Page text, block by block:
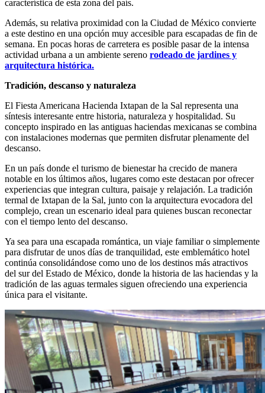
característica de esta zona del país.
Además, su relativa proximidad con la Ciudad de México convierte
a este destino en una opción muy accesible para escapadas de fin de
semana. En pocas horas de carretera es posible pasar de la intensa
actividad urbana a un ambiente sereno rodeado de jardines y
arquitectura histórica.
Tradición, descanso y naturaleza
El Fiesta Americana Hacienda Ixtapan de la Sal representa una
síntesis interesante entre historia, naturaleza y hospitalidad. Su
concepto inspirado en las antiguas haciendas mexicanas se combina
con instalaciones modernas que permiten disfrutar plenamente del
descanso.
En un país donde el turismo de bienestar ha crecido de manera
notable en los últimos años, lugares como este destacan por ofrecer
experiencias que integran cultura, paisaje y relajación. La tradición
termal de Ixtapan de la Sal, junto con la arquitectura evocadora del
complejo, crean un escenario ideal para quienes buscan reconectar
con el tiempo lento del descanso.
Ya sea para una escapada romántica, un viaje familiar o simplemente
para disfrutar de unos días de tranquilidad, este emblemático hotel
continúa consolidándose como uno de los destinos más atractivos
del sur del Estado de México, donde la historia de las haciendas y la
tradición de las aguas termales siguen ofreciendo una experiencia
única para el visitante.